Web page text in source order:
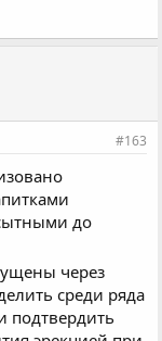
#163
до
через
среди ряда
подтвердить